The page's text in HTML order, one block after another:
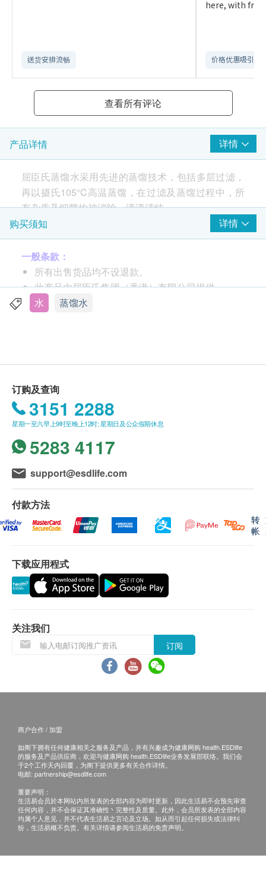
送货安排流畅
here, with free
价格优惠吸引
查看所有评论
产品详情 详情
屈臣氏蒸馏水采用先进的蒸馏技术，包括多层过滤，
再以摄氏105°C高温蒸馏，在过滤及蒸馏过程中，所
有杂质及细菌均被消除，滴滴清纯。
购买须知
详情
一般条款：
所有出售货品均不设退款。
此产品由屈臣氏集团（香港）有限公司提供。
如有任何争议，屈臣氏集团（香港）有限公司及生
HK$80运费。
我们将于确定订单后15个工作日内，依地区货期由
屈臣氏蒸馏水送上。
送货服务只限本地，送货范围包括港岛、九龙及新
界的一般地区。
送货服务不适用於偏远地区（例如：禁区）、离
岛、愉景湾、流浮山、马湾（东涌市镇除外）等地
区、某些偏远区域或屈臣氏蒸馏水车辆难以到达地
方及位于无升降机设施的楼层或相应的送货路程。
不排除运送时间会因节日而有所影响。当八号烈风
会延迟。
所有订单须视乎相关货品的供应情况再作最后确
认。倘若生活容易未能提供任何订单上的货品，生
电话或电邮通知顾客再作安排。
货品质量保证，於顾客收到产品当日起计，食用期
退换条款：
当顾客收取已订购货品时，有责任检查货品是否有
损毁情况，一经确认签收，恕不接受退换。
退换产品必须包装完整，如退换产品有任何残缺或
过期退回，供应商有权不受理。
如有其他损坏或遗漏查询，顾客必须保留有效收据
臣氏集团（香港）有限公司客户服务部跟进。
水 蒸馏水
订购及查询
3151 2288
星期一至六早上9时至晚上12时; 星期日及公众假期休息
5283 4117
support@esdlife.com
付款方法
转
帐
下载应用程式
关注我们
订阅
商户合作 / 加盟
如阁下拥有任何健康相关之服务及产品，并有兴趣成为健康网购 health.ESDlife
的服务及产品供应商，欢迎与健康网购 health.ESDlife业务发展部联络。我们会
于2个工作天内回覆，为阁下提供更多有关合作详情。
电邮: partnership@esdlife.com
重要声明：
生活易会员於本网站内所发表的全部内容为即时更新，因此生活易不会预先审查
任何内容，并不会保证其准确性丶完整性及质量。此外，会员所发表的全部内容
均属个人意见，并不代表生活易之言论及立场。如从而引起任何损失或法律纠
纷，生活易概不负责。有关详情请参阅生活易的免责声明。